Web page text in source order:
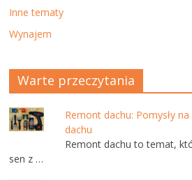
Inne tematy
Wynajem
Warte przeczytania
Remont dachu: Pomysły
dachu
Remont dachu to temat,
sen z …